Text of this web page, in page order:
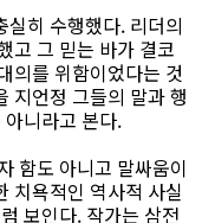
히 수행했다. 리더의
고 그 믿는 바가 결코
의를 위함이었다는 것
지언정 그들의 말과 행
니라고 본다.
함도 아니고 말싸움이
치욕적인 역사적 사실
보인다. 작가는 삼전